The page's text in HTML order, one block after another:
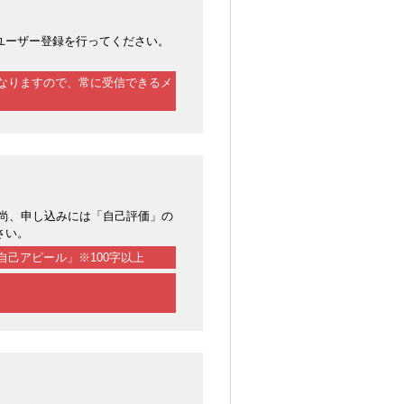
ザー登録を行ってください。
ますので、常に受信できるメ
、申し込みには「自己評価」の
。
己アピール」※100字以上